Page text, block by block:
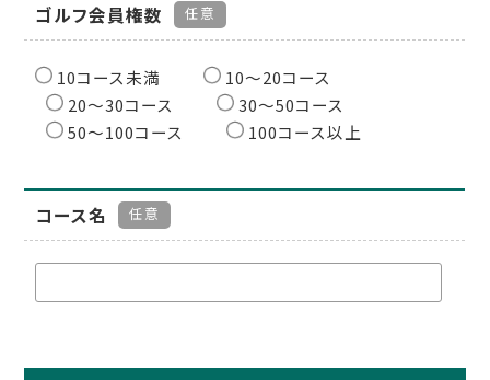
ゴルフ会員権数 任意
10コース未満
10〜20コース
20〜30コース
30〜50コース
50〜100コース
100コース以上
コース名 任意